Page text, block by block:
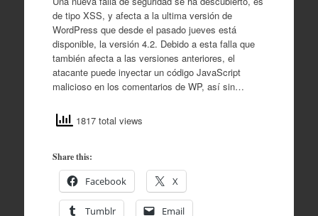
de tipo XSS, y afecta a la ultima versión de
WordPress que desde el pasado jueves está
disponible, la versión 4.2. Debido a esta falla que
también afecta a las versiones anteriores, el
atacante puede inyectar un código JavaScript
malicioso en los comentarios de WP, así sin…
1817 total views
Share this:
Facebook X
Tumblr Email